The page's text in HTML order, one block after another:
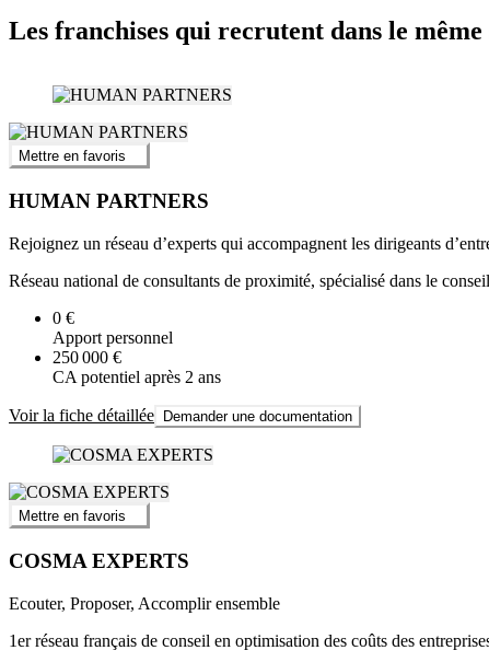
Les franchises qui recrutent dans le même
Mettre en favoris
HUMAN PARTNERS
Rejoignez un réseau d’experts qui accompagnent les dirigeants
Réseau national de consultants de proximité, spécialisé dans le
0 €
Apport personnel
250 000 €
CA potentiel après 2 ans
Voir la fiche détaillée Demander une documentation
Mettre en favoris
COSMA EXPERTS
Ecouter, Proposer, Accomplir ensemble
1er réseau français de conseil en optimisation des coûts des